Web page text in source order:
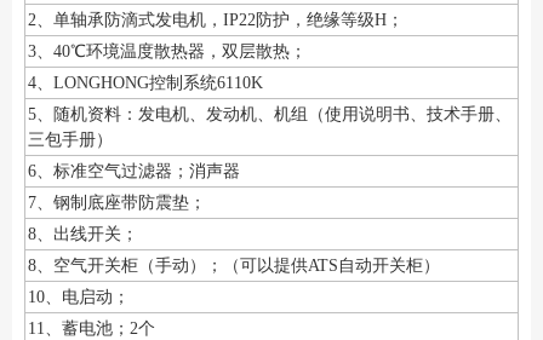
2、单轴承防滴式发电机，IP22防护，绝缘等级H；
3、40℃环境温度散热器，双层散热；
4、LONGHONG控制系统6110K
5、随机资料：发电机、发动机、机组（使用说明书、技术手册、
三包手册）
6、标准空气过滤器；消声器
7、钢制底座带防震垫；
8、出线开关；
8、空气开关柜（手动）；（可以提供ATS自动开关柜）
10、电启动；
11、蓄电池；2个